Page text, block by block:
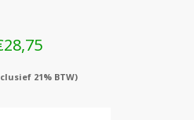
28,75
21% BTW)